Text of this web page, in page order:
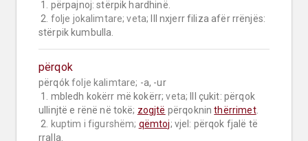
2. folje jokalimtare; veta; III nxjerr filiza afër rrënjës:
stërpik kumbulla.
përqok
përqók folje kalimtare; -a, -ur
1. mbledh kokërr më kokërr; veta; III çukit: përqok
ullinjtë e rënë në tokë; zogjtë përqoknin thërrimet.
2.
kuptim i figurshëm; qëmtoj; vjel: përqok fjalë të
rralla.